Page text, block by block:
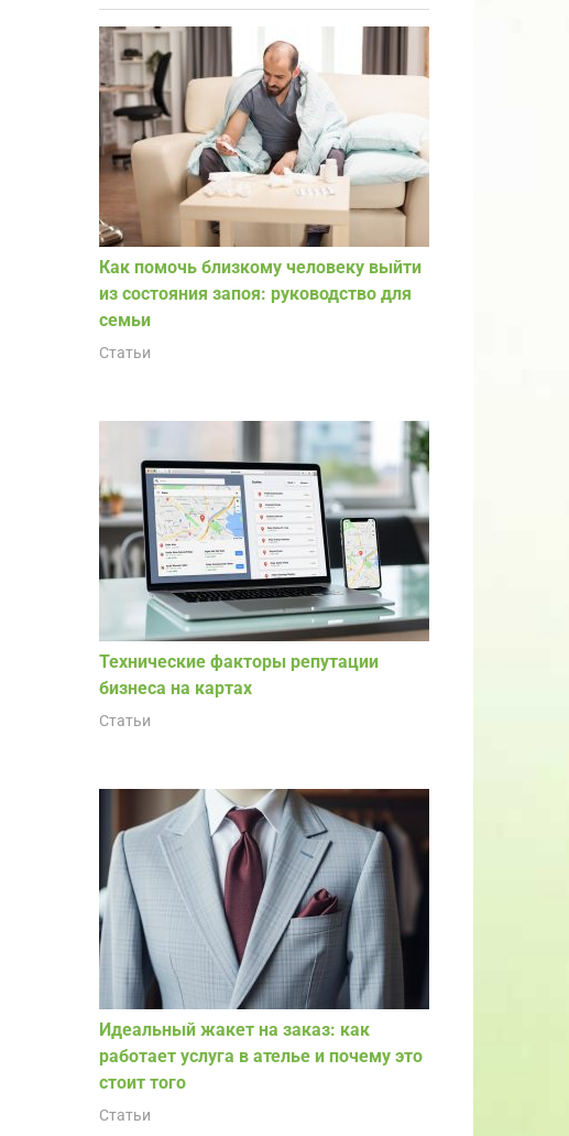
Как помочь близкому человеку выйти
из состояния запоя: руководство для
семьи
Статьи
Технические факторы репутации
бизнеса на картах
Статьи
Идеальный жакет на заказ: как
работает услуга в ателье и почему это
стоит того
Статьи